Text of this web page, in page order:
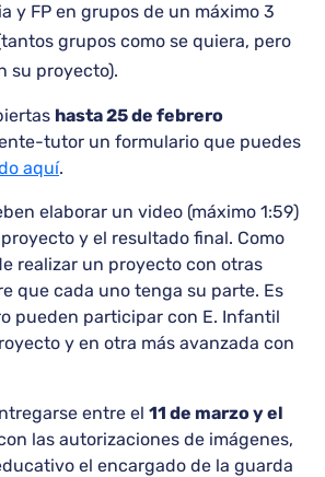
y FP en grupos de un máximo 3
grupos como se quiera, pero
su proyecto).
hasta 25 de febrero
tutor un formulario que puedes
aquí.
elaborar un video (máximo 1:59)
y el resultado final. Como
realizar un proyecto con otras
que cada uno tenga su parte. Es
pueden participar con E. Infantil
y en otra más avanzada con
entre el 11 de marzo y el
las autorizaciones de imágenes,
el encargado de la guarda